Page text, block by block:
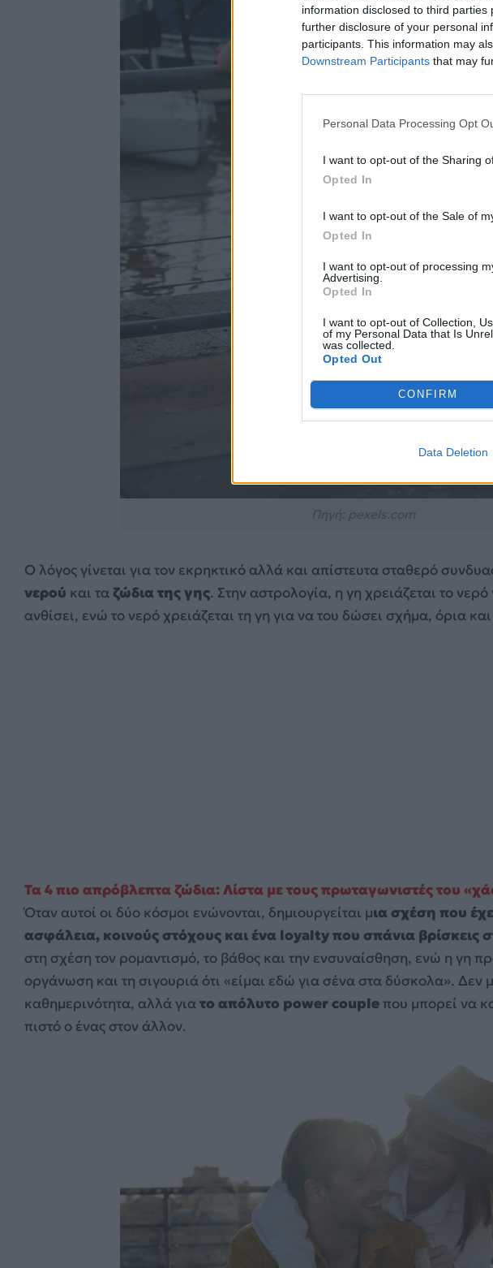
information disclosed to third
further disclosure of your personal
participants. This information may
Downstream Participants that may
Personal Data Processing Opt
I want to opt-out of the Sharing
Opted In
I want to opt-out of the Sale of
Opted In
I want to opt-out of processing
Advertising.
Opted In
I want to opt-out of Collection,
of my Personal Data that Is
was collected.
Opted Out
CONFIRM
Data Deletion
Ο λόγος γίνεται για τον εκρηκτικό αλλά και απίστευτα σταθερό
νερού και τα ζώδια της γης. Στην αστρολογία, η γη χρειάζεται το
ανθίσει, ενώ το νερό χρειάζεται τη γη για να του δώσει σχήμα, όρια
Τα 4 πιο απρόβλεπτα ζώδια: Λίστα με τους πρωταγωνιστές του
Όταν αυτοί οι δύο κόσμοι ενώνονται, δημιουργείται μια σχέση που
ασφάλεια, κοινούς στόχους και ένα loyalty που σπάνια βρίσκεις
στη σχέση τον ρομαντισμό, το βάθος και την ενσυναίσθηση, ενώ η γη
οργάνωση και τη σιγουριά ότι «είμαι εδώ για σένα στα δύσκολα». Δεν
καθημερινότητα, αλλά γιατο απόλυτο power couple που μπορεί να
πιστό ο ένας στον άλλον.